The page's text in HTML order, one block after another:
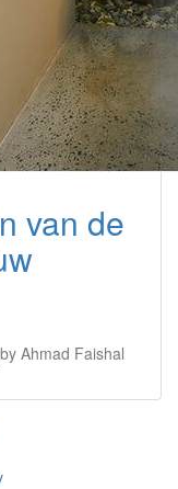
van de
by Ahmad Faishal